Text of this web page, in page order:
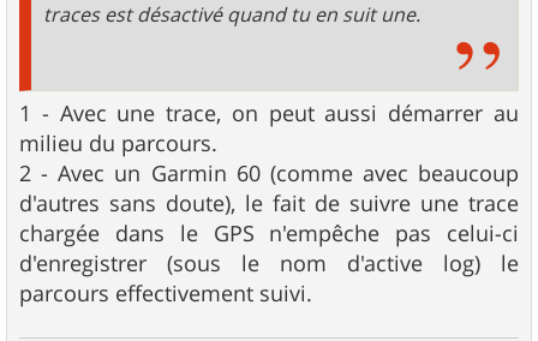
traces est désactivé quand tu en suit une.
1 - Avec une trace, on peut aussi démarrer au
milieu du parcours.
2 - Avec un Garmin 60 (comme avec beaucoup
d'autres sans doute), le fait de suivre une trace
chargée dans le GPS n'empêche pas celui-ci
d'enregistrer (sous le nom d'active log) le
parcours effectivement suivi.